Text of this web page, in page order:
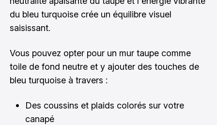
du bleu turquoise crée un équilibre visuel
saisissant.
Vous pouvez opter pour un mur taupe comme
toile de fond neutre et y ajouter des touches de
bleu turquoise à travers :
Des coussins et plaids colorés sur votre
canapé